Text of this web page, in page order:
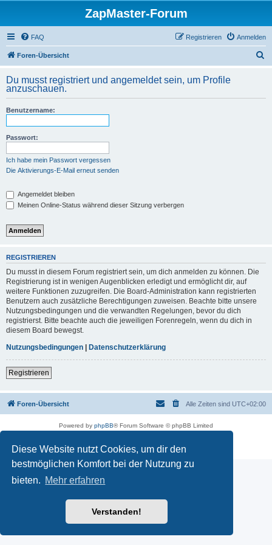
Diese Website nutzt Cookies, um dir den
bestmöglichen Komfort bei der Nutzung zu
bieten. Mehr erfahren
Verstanden!
ZapMaster-Forum
FAQ Anmelden
Registrieren
Foren-Übersicht
h
Du musst registriert und angemeldet sein, um Profile
anzuschauen.
Benutzername:
Passwort:
Ich habe mein Passwort vergessen
Die Aktivierungs-E-Mail erneut senden
Angemeldet bleiben
Meinen Online-Status während dieser Sitzung verbergen
REGISTRIEREN
Du musst in diesem Forum registriert sein, um dich anmelden zu können. Die
Registrierung ist in wenigen Augenblicken erledigt und ermöglicht dir, auf
weitere Funktionen zuzugreifen. Die Board-Administration kann registrierten
Benutzern auch zusätzliche Berechtigungen zuweisen. Beachte bitte unsere
Nutzungsbedingungen und die verwandten Regelungen, bevor du dich
registrierst. Bitte beachte auch die jeweiligen Forenregeln, wenn du dich in
diesem Board bewegst.
Nutzungsbedingungen | Datenschutzerklärung
Registrieren
Foren-Übersicht Alle Zeiten sind UTC+02:00
Powered by phpBB® Forum Software © phpBB Limited
Datenschutz|Nutzungsbedingungen